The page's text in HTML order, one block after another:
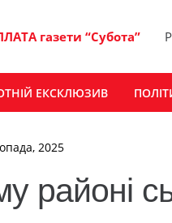
газети “Субота”
ЕКСКЛЮЗИВ
2025